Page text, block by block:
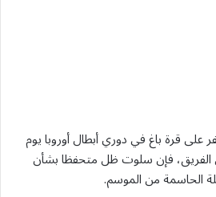
الفوز الساحق 6-صفر على قرة باغ ‌في دوري ‌أبطال أوروبا يوم
‌الفريق، ⁠فإن ​سلوت ‌ظل متحفظا بشأن
الحاسمة من الموسم.